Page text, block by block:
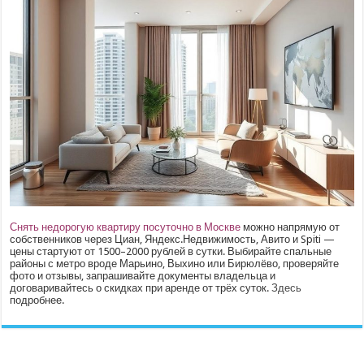
Снять недорогую квартиру посуточно в Москве можно напрямую от
собственников через Циан, Яндекс.Недвижимость, Авито и Spiti —
цены стартуют от 1500–2000 рублей в сутки. Выбирайте спальные
районы с метро вроде Марьино, Выхино или Бирюлёво, проверяйте
фото и отзывы, запрашивайте документы владельца и
договаривайтесь о скидках при аренде от трёх суток.Здесь
подробнее.